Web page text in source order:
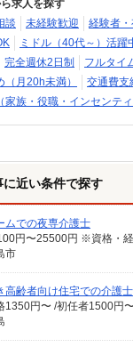
求人を探す
談
未経験歓迎 経験者
ミドル（40代～）活躍
完全週休2日制 フルタイ
（月20h未満）
交通費支
家族・役職・インセンテ
に近い条件で探す
ムでの夜専介護士
円〜25500円 ※資格・
市
高齢者向け住宅での介護士
1350円〜 /初任者1500円